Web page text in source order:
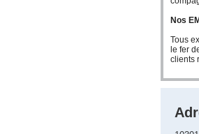
Nos
Tous
le fer
clients